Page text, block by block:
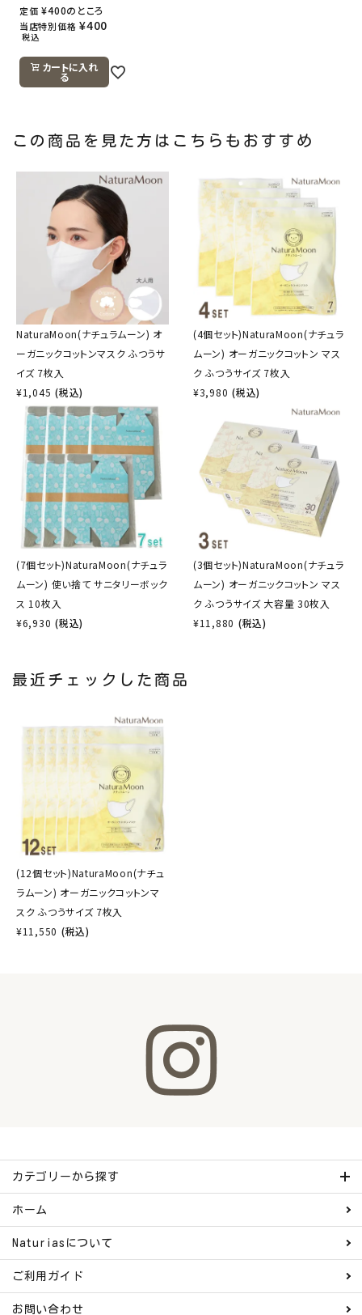
定価 ¥400のところ
当店特別価格 ¥400
税込
カートに入れ
る
この商品を見た方はこちらもおすすめ
NaturaMoon(ナチュラムーン) オ
ーガニックコットンマスク ふつうサ
イズ 7枚入
¥1,045 (税込)
(4個セット)NaturaMoon(ナチュラ
ムーン) オーガニックコットン マス
ク ふつうサイズ 7枚入
¥3,980 (税込)
(7個セット)NaturaMoon(ナチュラ
ムーン) 使い捨て サニタリーボック
ス 10枚入
¥6,930 (税込)
(3個セット)NaturaMoon(ナチュラ
ムーン) オーガニックコットン マス
ク ふつうサイズ 大容量 30枚入
¥11,880 (税込)
最近チェックした商品
(12個セット)NaturaMoon(ナチュ
ラムーン) オーガニックコットンマ
スク ふつうサイズ 7枚入
¥11,550 (税込)
カテゴリーから探す
ホーム
Naturiasについて
ご利用ガイド
お問い合わせ